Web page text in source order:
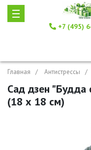
+7 (495)
Главная Антистрессы
Сад дзен "Будда
(18 х 18 см)